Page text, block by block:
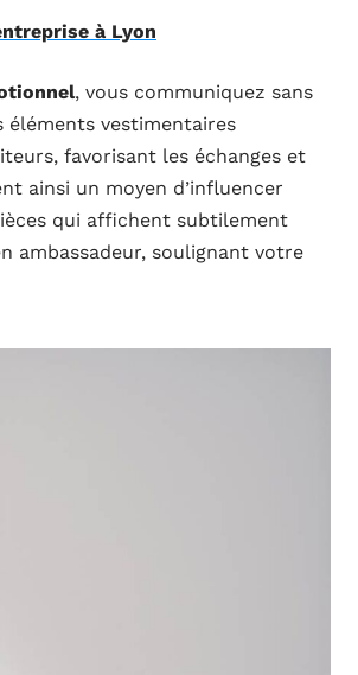
à Lyon
, vous communiquez sans
vestimentaires
favorisant les échanges et
ainsi un moyen d’influencer
qui affichent subtilement
ambassadeur, soulignant votre